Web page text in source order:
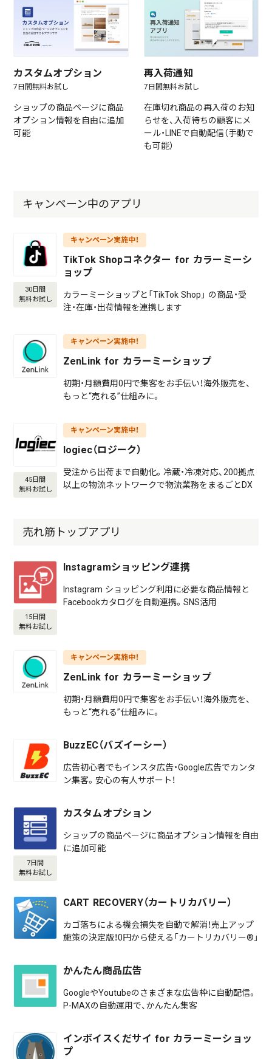
カスタムオプション
7日間無料お試し
ショップの商品ページに商品
オプション情報を自由に追加
可能
再入荷通知
7日間無料お試し
在庫切れ商品の再入荷のお知
らせを、入荷待ちの顧客にメ
ール・LINEで自動配信（手動で
も可能）
キャンペーン中のアプリ
30日間
無料お試し
キャンペーン実施中！
TikTok Shopコネクター for カラーミーシ
ョップ
カラーミーショップと「TikTok Shop」 の商品・受
注・在庫・出荷情報を連携します
キャンペーン実施中！
ZenLink for カラーミーショップ
初期・月額費用0円で集客をお手伝い！海外販売を、
もっと“売れる”仕組みに。
45日間
無料お試し
キャンペーン実施中！
logiec（ロジーク）
受注から出荷まで自動化。冷蔵・冷凍対応、200拠点
以上の物流ネットワークで物流業務をまるごとDX
売れ筋トップアプリ
15日間
無料お試し
Instagramショッピング連携
Instagram ショッピング利用に必要な商品情報と
Facebookカタログを自動連携。SNS活用
キャンペーン実施中！
ZenLink for カラーミーショップ
初期・月額費用0円で集客をお手伝い！海外販売を、
もっと“売れる”仕組みに。
BuzzEC（バズイーシー）
広告初心者でもインスタ広告・Google広告でカンタ
ン集客。安心の有人サポート！
7日間
無料お試し
カスタムオプション
ショップの商品ページに商品オプション情報を自由
に追加可能
CART RECOVERY（カートリカバリー）
カゴ落ちによる機会損失を自動で解消！売上アップ
施策の決定版！0円から使える「カートリカバリー®」
かんたん商品広告
GoogleやYoutubeのさまざまな広告枠に自動配信。
P-MAXの自動運用で、かんたん集客
インボイスくだサイ for カラーミーショッ
プ